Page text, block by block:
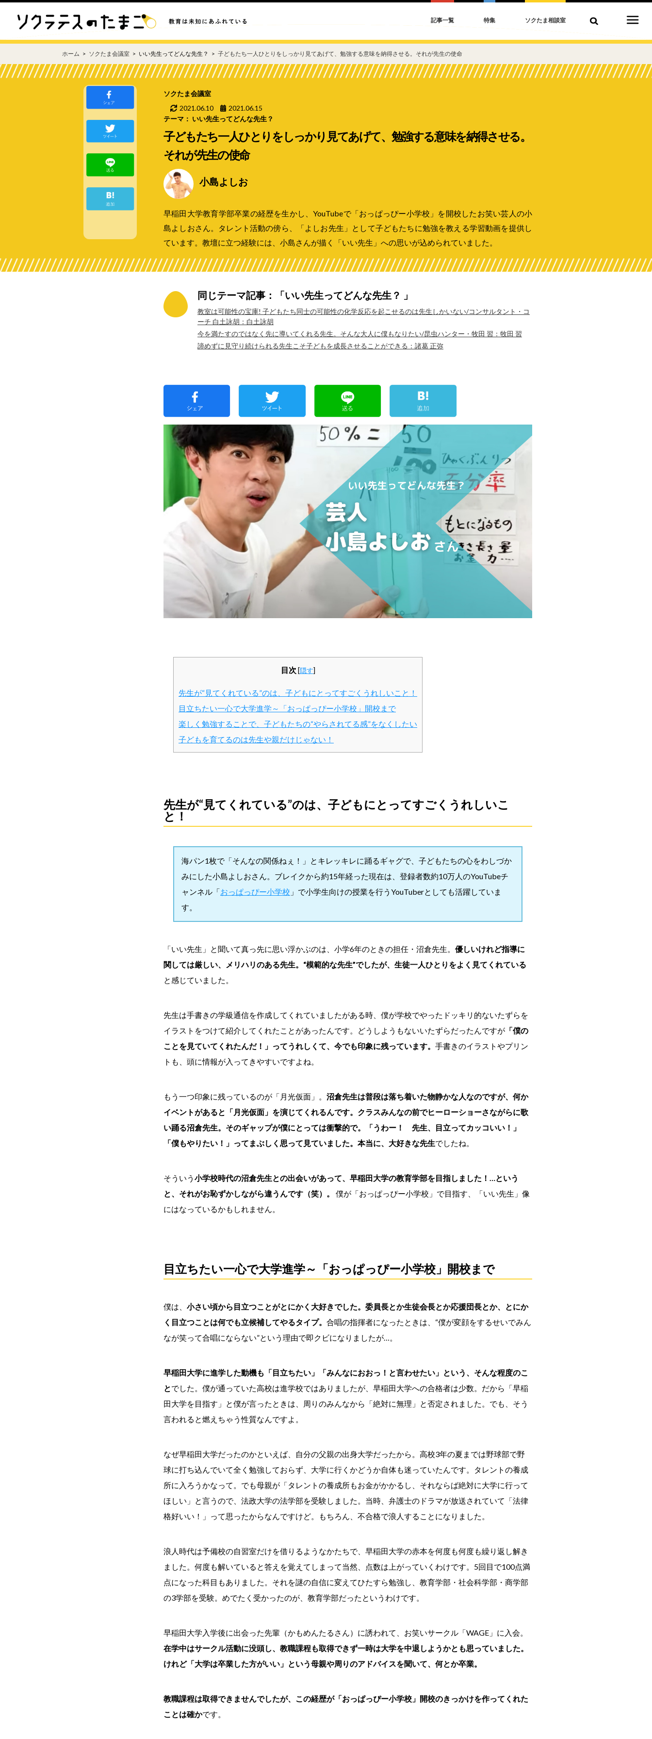
ホーム ソクたま会議室 いい先生ってどんな先生？ 子どもたち一人ひとりをしっかり見てあげて、勉強する意味を納得させる。それが先生の使命
ソクたま会議室
2021.06.10
2021.06.15
テーマ： いい先生ってどんな先生？
子どもたち一人ひとりをしっかり見てあげて、勉強する意味を納得させる。
それが先生の使命
小島よしお
早稲田大学教育学部卒業の経歴を生かし、YouTubeで「おっぱっぴー小学校」を開校したお笑い芸人の小
島よしおさん。タレント活動の傍ら、「よしお先生」として子どもたちに勉強を教える学習動画を提供し
ています。教壇に立つ経験には、小島さんが描く「いい先生」への思いが込められていました。
同じテーマ記事：「いい先生ってどんな先生？ 」
教室は可能性の宝庫! 子どもたち同士の可能性の化学反応を起こせるのは先生しかいない/コンサルタント・コ
ーチ 白土詠胡：白土詠胡
今を満たすのではなく先に導いてくれる先生。そんな大人に僕もなりたい/昆虫ハンター・牧田 習：牧田 習
諦めずに見守り続けられる先生こそ子どもを成長させることができる：諸葛 正弥
目次 [隠す]
先生が“見てくれている”のは、子どもにとってすごくうれしいこと！
目立ちたい一心で大学進学～「おっぱっぴー小学校」開校まで
楽しく勉強することで、子どもたちの“やらされてる感”をなくしたい
子どもを育てるのは先生や親だけじゃない！
先生が“見てくれている”のは、子どもにとってすごくうれしいこ
と！
海パン1枚で「そんなの関係ねぇ！」とキレッキレに踊るギャグで、子どもたちの心をわしづか
みにした小島よしおさん。ブレイクから約15年経った現在は、登録者数約10万人のYouTubeチ
ャンネル「おっぱっぴー小学校 」で小学生向けの授業を行うYouTuberとしても活躍していま
す。
「いい先生」と聞いて真っ先に思い浮かぶのは、小学6年のときの担任・沼倉先生。 優しいけれど指導に
関しては厳しい、メリハリのある先生。“模範的な先生”でしたが、生徒一人ひとりをよく見てくれている
と感じていました。
先生は手書きの学級通信を作成してくれていましたがある時、僕が学校でやったドッキリ的ないたずらを
イラストをつけて紹介してくれたことがあったんです。どうしようもないいたずらだったんですが 「僕の
ことを見ていてくれたんだ！」ってうれしくて、今でも印象に残っています。 手書きのイラストやプリン
トも、頭に情報が入ってきやすいですよね。
もう一つ印象に残っているのが「月光仮面」。 沼倉先生は普段は落ち着いた物静かな人なのですが、何か
イベントがあると「月光仮面」を演じてくれるんです。クラスみんなの前でヒーローショーさながらに歌
い踊る沼倉先生。そのギャップが僕にとっては衝撃的で。「うわー！ 先生、目立ってカッコいい！」
「僕もやりたい！」ってまぶしく思って見ていました。本当に、大好きな先生でしたね。
そういう 小学校時代の沼倉先生との出会いがあって、早稲田大学の教育学部を目指しました！…という
と、それがお恥ずかしながら違うんです（笑）。 僕が「おっぱっぴー小学校」で目指す、「いい先生」像
にはなっているかもしれません。
目立ちたい一心で大学進学～「おっぱっぴー小学校」開校まで
僕は、 小さい頃から目立つことがとにかく大好きでした。委員長とか生徒会長とか応援団長とか、とにか
く目立つことは何でも立候補してやるタイプ。 合唱の指揮者になったときは、“僕が変顔をするせいでみん
なが笑って合唱にならない”という理由で即クビになりましたが…。
早稲田大学に進学した動機も「目立ちたい」「みんなにおおっ！と言わせたい」という、そんな程度のこ
とでした。僕が通っていた高校は進学校ではありましたが、早稲田大学への合格者は少数。だから「早稲
田大学を目指す」と僕が言ったときは、周りのみんなから「絶対に無理」と否定されました。でも、そう
言われると燃えちゃう性質なんですよ。
なぜ早稲田大学だったのかといえば、自分の父親の出身大学だったから。高校3年の夏までは野球部で野
球に打ち込んでいて全く勉強しておらず、大学に行くかどうか自体も迷っていたんです。タレントの養成
所に入ろうかなって。でも母親が「タレントの養成所もお金がかかるし、それならば絶対に大学に行って
ほしい」と言うので、法政大学の法学部を受験しました。当時、弁護士のドラマが放送されていて「法律
格好いい！」って思ったからなんですけど。もちろん、不合格で浪人することになりました。
浪人時代は予備校の自習室だけを借りるようなかたちで、早稲田大学の赤本を何度も何度も繰り返し解き
ました。何度も解いていると答えを覚えてしまって当然、点数は上がっていくわけです。5回目で100点満
点になった科目もありました。それを謎の自信に変えてひたすら勉強し、教育学部・社会科学部・商学部
の3学部を受験。めでたく受かったのが、教育学部だったというわけです。
早稲田大学入学後に出会った先輩（かもめんたるさん）に誘われて、お笑いサークル「WAGE」に入会。
在学中はサークル活動に没頭し、教職課程も取得できず一時は大学を中退しようかとも思っていました。
けれど「大学は卒業した方がいい」という母親や周りのアドバイスを聞いて、何とか卒業。
教職課程は取得できませんでしたが、この経歴が「おっぱっぴー小学校」開校のきっかけを作ってくれた
ことは確かです。
記事一覧 特集 ソクたま相談室